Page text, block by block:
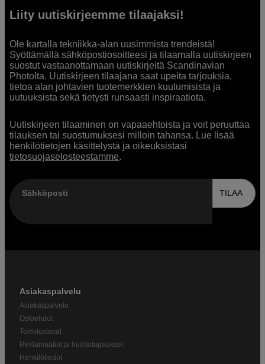
Liity uutiskirjeemme tilaajaksi!
Ole kartalla tekniikka-alan uusimmista trendeistä!
Syöttämällä sähköpostiosoitteesi ja tilaamalla uutiskirjeen
suostut vastaanottamaan uutiskirjeitä Scandinavian
Photolta. Uutiskirjeen tilaajana saat upeita tarjouksia,
tietoa alan johtavien tuotemerkkien kuulumisista ja
uutuuksista sekä tietysti runsaasti inspiraatiota.
Uutiskirjeen tilaaminen on vapaaehtoista ja voit peruuttaa
tilauksen tai suostumuksesi milloin tahansa. Lue lisää
henkilötietojen käsittelystä ja oikeuksistasi
tietosuojaselosteestamme.
Sähköposti TILAA
Asiakaspalvelu
Asiakaspalvelu
Ostoehdot
Toimitustavat
Reklamaatiot ja huoltotapaukset
Henkilötiedot